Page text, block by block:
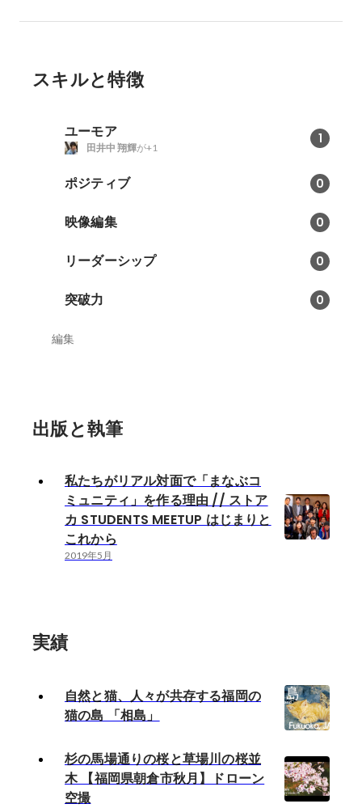
スキルと特徴
ユーモア 1
田井中 翔輝が+1
ポジティブ 0
映像編集 0
リーダーシップ 0
突破力 0
編集
出版と執筆
私たちがリアル対面で「まなぶコ
ミュニティ」を作る理由 // ストア
カ STUDENTS MEETUP はじまりと
これから
2019年5月
実績
自然と猫、人々が共存する福岡の
猫の島 「相島」
杉の馬場通りの桜と草場川の桜並
木 【福岡県朝倉市秋月】ドローン
空撮